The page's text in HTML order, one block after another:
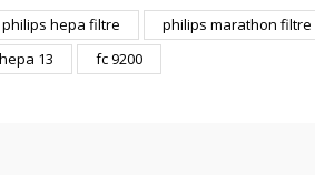
ederiz.
görüntülenemiyor.
philips hepa filtre philips marathon
13
fc 9200